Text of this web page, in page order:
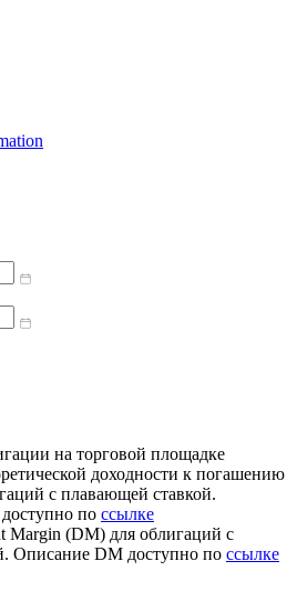
на торговой площадке
доходности к погашению
с плавающей ставкой.
по ссылке
Margin (DM) для облигаций с
Описание DM доступно по ссылке